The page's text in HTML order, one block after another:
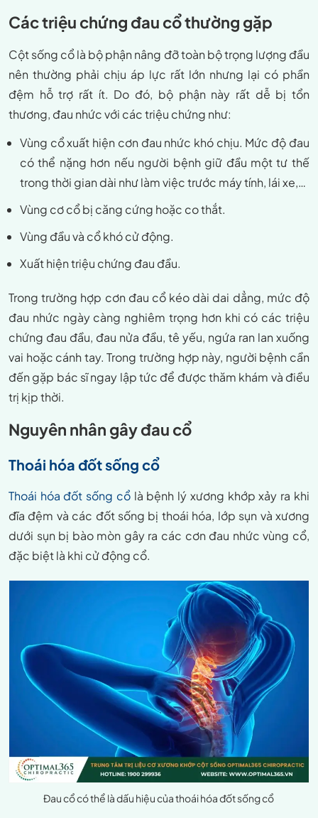
Các triệu chứng đau cổ thường gặp
Cột sống cổ là bộ phận nâng đỡ toàn bộ trọng lượng đầu
nên thường phải chịu áp lực rất lớn nhưng lại có phần
đệm hỗ trợ rất ít. Do đó, bộ phận này rất dễ bị tổn
thương, đau nhức với các triệu chứng như:
Vùng cổ xuất hiện cơn đau nhức khó chịu. Mức độ đau
có thể nặng hơn nếu người bệnh giữ đầu một tư thế
trong thời gian dài như làm việc trước máy tính, lái xe,…
Vùng cơ cổ bị căng cứng hoặc co thắt.
Vùng đầu và cổ khó cử động.
Xuất hiện triệu chứng đau đầu.
Trong trường hợp cơn đau cổ kéo dài dai dẳng, mức độ
đau nhức ngày càng nghiêm trọng hơn khi có các triệu
chứng đau đầu, đau nửa đầu, tê yếu, ngứa ran lan xuống
vai hoặc cánh tay. Trong trường hợp này, người bệnh cần
đến gặp bác sĩ ngay lập tức để được thăm khám và điều
trị kịp thời.
Nguyên nhân gây đau cổ
Thoái hóa đốt sống cổ
Thoái hóa đốt sống cổlà bệnh lý xương khớp xảy ra khi
đĩa đệm và các đốt sống bị thoái hóa, lớp sụn và xương
dưới sụn bị bào mòn gây ra các cơn đau nhức vùng cổ,
đặc biệt là khi cử động cổ.
Đau cổ có thể là dấu hiệu của thoái hóa đốt sống cổ